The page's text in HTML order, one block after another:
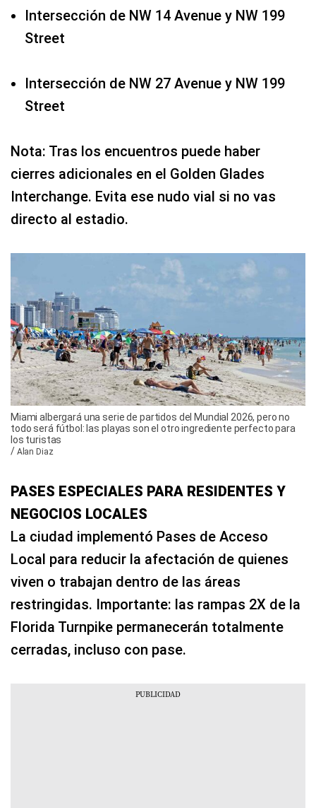
Intersección de NW 14 Avenue y NW 199
Street
Intersección de NW 27 Avenue y NW 199
Street
Nota: Tras los encuentros puede haber
cierres adicionales en el Golden Glades
Interchange. Evita ese nudo vial si no vas
directo al estadio.
Miami albergará una serie de partidos del Mundial 2026, pero no
todo será fútbol: las playas son el otro ingrediente perfecto para
los turistas
/ Alan Diaz
PASES ESPECIALES PARA RESIDENTES Y
NEGOCIOS LOCALES
La ciudad implementó Pases de Acceso
Local para reducir la afectación de quienes
viven o trabajan dentro de las áreas
restringidas. Importante: las rampas 2X de la
Florida Turnpike permanecerán totalmente
cerradas, incluso con pase.